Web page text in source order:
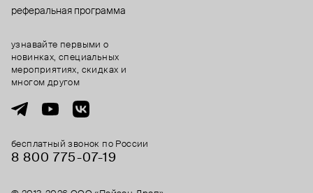
реферальная программа
бесплатный звонок по России
8 800 775⁠-07⁠-19
узнавайте первыми о
новинках, специальных
мероприятиях, скидках и
многом другом